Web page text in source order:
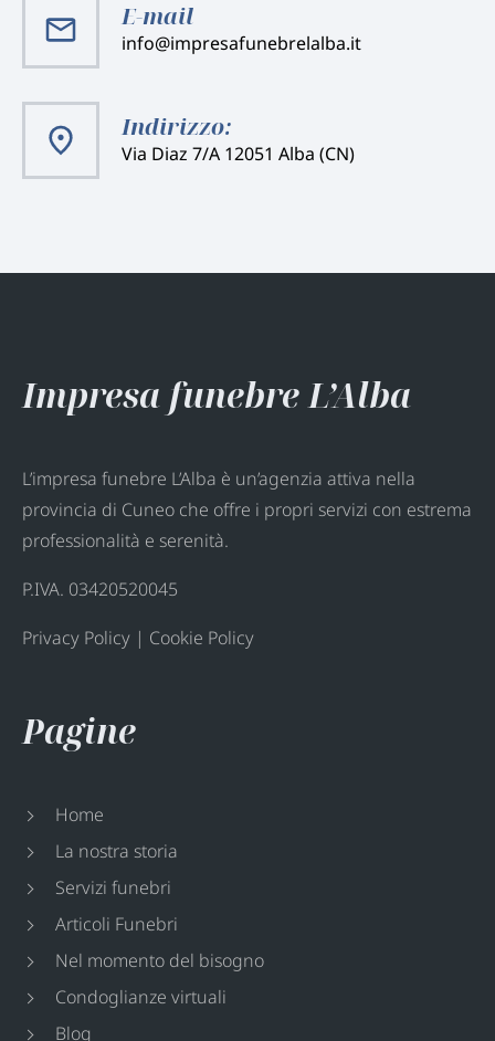
E-mail
info@impresafunebrelalba.it
Indirizzo:
Via Diaz 7/A 12051 Alba (CN)
Impresa funebre L’Alba
L’impresa funebre L’Alba è un’agenzia attiva nella
provincia di Cuneo che offre i propri servizi con estrema
professionalità e serenità.
P.IVA. 03420520045
Privacy Policy | Cookie Policy
Pagine
Home
La nostra storia
Servizi funebri
Articoli Funebri
Nel momento del bisogno
Condoglianze virtuali
Blog